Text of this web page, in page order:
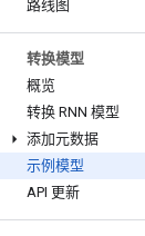
路线图
转换模型
概览
转换 RNN 模型
添加元数据
示例模型
API 更新